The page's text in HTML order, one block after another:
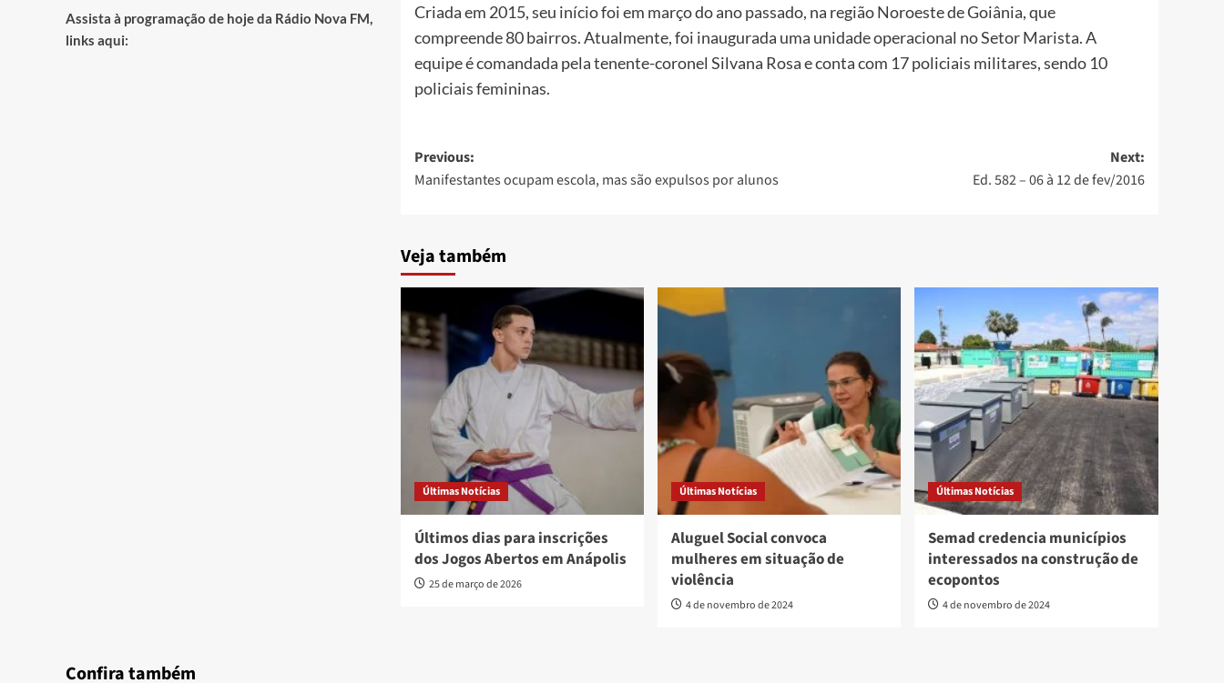
Criada em 2015, seu início foi em março do ano passado, na região Noroeste de Goiânia, que
compreende 80 bairros. Atualmente, foi inaugurada uma unidade operacional no Setor Marista. A
equipe é comandada pela tenente-coronel Silvana Rosa e conta com 17 policiais militares, sendo 10
policiais femininas.
Post
navigation
Previous:
Manifestantes ocupam escola, mas são expulsos por alunos
Next:
Ed. 582 – 06 à 12 de fev/2016
Veja também
Últimas Notícias
Últimos dias para inscrições
dos Jogos Abertos em Anápolis
25 de março de 2026
Últimas Notícias
Aluguel Social convoca
mulheres em situação de
violência
4 de novembro de 2024
Últimas Notícias
Semad credencia municípios
interessados na construção de
ecopontos
4 de novembro de 2024
Assista à programação de hoje da Rádio Nova FM,
links aqui:
Confira também